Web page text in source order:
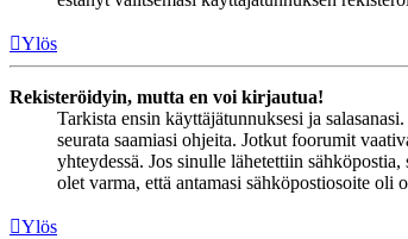
Ylös
Rekisteröidyin, mutta en voi kirjautua!
Tarkista ensin käyttäjätunnuksesi ja
seurata saamiasi ohjeita. Jotkut foorumit
yhteydessä. Jos sinulle lähetettiin
olet varma, että antamasi sähköpostiosoite
Ylös